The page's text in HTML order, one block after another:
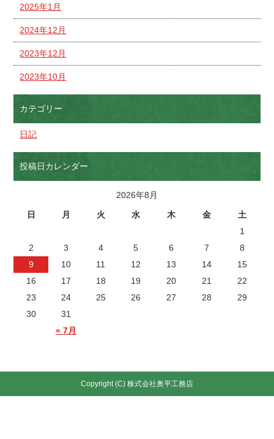
2025年1月
2024年12月
2023年12月
2023年10月
カテゴリー
日記
投稿日カレンダー
2026年8月
日
月 火 水 木 金 土
« 7月
1
2
3 4 5 6 7
8
9
10 11 12 13 14
15
16
17 18 19 20 21
22
23
24 25 26 27 28
29
30
31
Copyright (C) 株式会社奥平工務店